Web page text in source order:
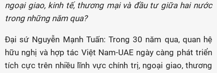
ngoại giao, kinh tế, thương mại và đầu tư giữa hai nước
trong những năm qua?
Đại sứ Nguyễn Mạnh Tuấn: Trong 30 năm qua, quan hệ
hữu nghị và hợp tác Việt Nam-UAE ngày càng phát triển
tích cực trên nhiều lĩnh vực chính trị, ngoại giao, thương